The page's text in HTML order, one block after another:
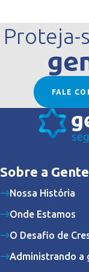
Proteja-
FALE
Sobre a Gente
Nossa História
Onde Estamos
O Desafio de
Administrando a